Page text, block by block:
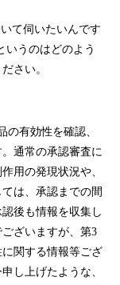
て伺いたいんです
いうのはどのよう
さい。
の有効性を確認、
通常の承認審査に
用の発現状況や、
は、承認までの間
後も情報を収集し
ざいますが、第3
関する情報等ござ
し上げたような、